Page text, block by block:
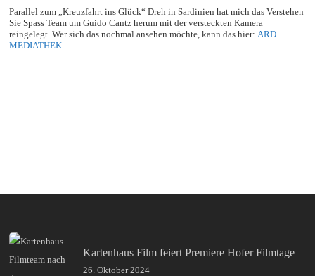
Parallel zum „Kreuzfahrt ins Glück“ Dreh in Sardinien hat mich das Verstehen
Sie Spass Team um Guido Cantz herum mit der versteckten Kamera
reingelegt. Wer sich das nochmal ansehen möchte, kann das hier:ARD
MEDIATHEK
Kartenhaus Film feiert Premiere Hofer Filmtage
26. Oktober 2024